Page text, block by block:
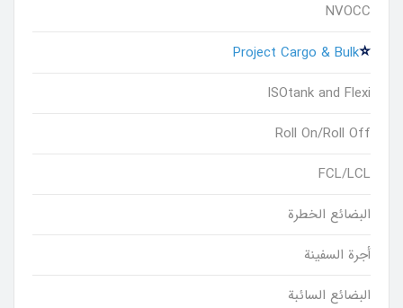
NVOCC
Project Cargo & Bulk
ISOtank and Flexi
Roll On/Roll Off
FCL/LCL
البضائع الخطرة
أجرة السفينة
البضائع السائبة